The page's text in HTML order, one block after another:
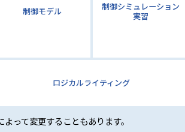
制御モデル
制御シミュレーション
実習
ロジカルライティング
って変更することもあります。